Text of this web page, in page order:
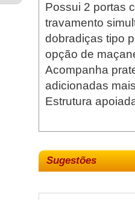
Possui 2 portas
travamento
dobradiças tipo
opção de
Acompanha
adicionadas
Estrutura
Sugestões